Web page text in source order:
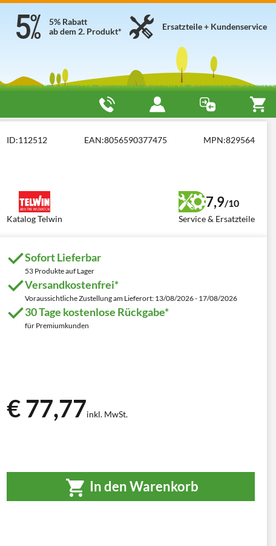
Ersatzteile + Kundenservice
5% Rabatt
ab dem 2. Produkt*
ID:112512 EAN:8056590377475 MPN:829564
Katalog Telwin
7,9/10
Service & Ersatzteile
Sofort Lieferbar
53 Produkte auf Lager
Versandkostenfrei*
Voraussichtliche Zustellung am Lieferort: 13/08/2026 - 17/08/2026
30 Tage kostenlose Rückgabe*
für Premiumkunden
€ 77,77inkl. MwSt.
In den Warenkorb